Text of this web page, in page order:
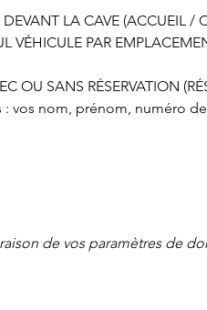
LA CAVE (ACCUEIL /
VÉHICULE PAR
OU SANS RÉSERVATION
: vos nom, prénom, numéro
de vos paramètres de